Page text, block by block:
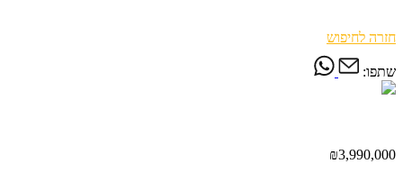
חזרה לחיפוש
שתפו:
₪3,990,000